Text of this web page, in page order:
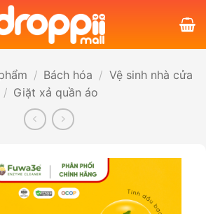
/ Bách hóa / Vệ sinh nhà cửa
/ Giặt xả quần áo